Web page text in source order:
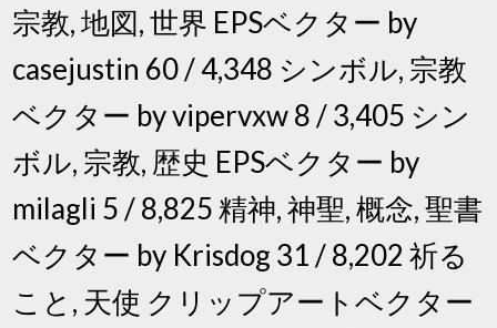
宗教, 地図, 世界 EPSベクター by
casejustin 60 / 4,348 シンボル, 宗教
ベクター by vipervxw 8 / 3,405 シン
ボル, 宗教, 歴史 EPSベクター by
milagli 5 / 8,825 精神, 神聖, 概念, 聖書
ベクター by Krisdog 31 / 8,202 祈る
こと, 天使 クリップアートベクター